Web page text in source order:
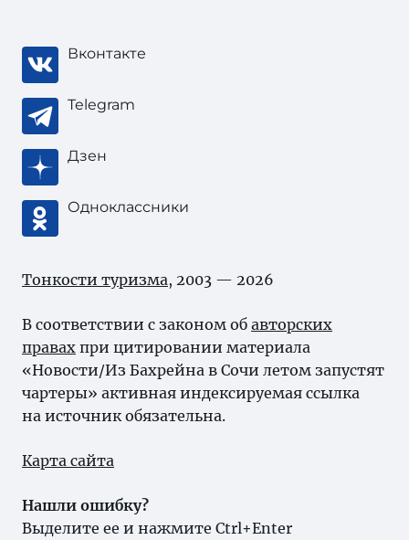
Вконтакте
Telegram
Дзен
Одноклассники
Тонкости туризма, 2003 — 2026
В соответствии с законом об авторских
правах при цитировании материала
«Новости/Из Бахрейна в Сочи летом запустят
чартеры» активная индексируемая ссылка
на источник обязательна.
Карта сайта
Нашли ошибку?
Выделите ее и нажмите Ctrl+Enter